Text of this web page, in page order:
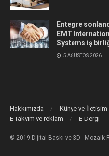
Entegre
EMT
Systems iş
5 AĞUSTOS 2026
Hakkımızda Künye ve İletişim
E Takvim ve reklam
E-Dergi
© 2019 Dijital Baskı ve 3D - Mozaik